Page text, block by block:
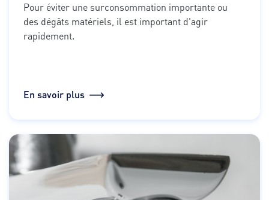
Pour éviter une surconsommation importante ou
des dégâts matériels, il est important d'agir
rapidement.
En savoir plus